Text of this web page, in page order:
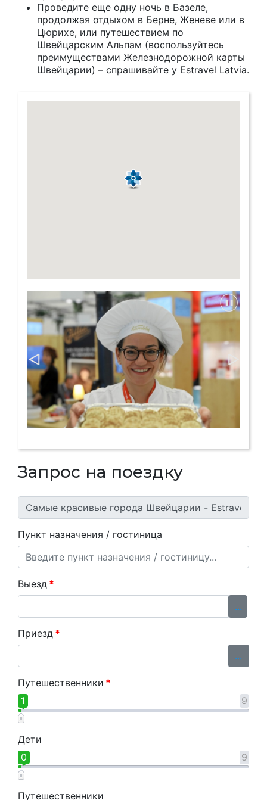
Проведите еще одну ночь в Базеле,
продолжая отдыхом в Берне, Женеве или в
Цюрихе, или путешествием по
Швейцарским Альпам (воспользуйтесь
преимуществами Железнодорожной карты
Швейцарии) – спрашивайте у Estravel Latvia.
Запрос на поездку
Пункт назначения / гостиница
Выезд *
...
Приезд *
...
Путешественники *
9
1
Дети
9
0
Путешественники